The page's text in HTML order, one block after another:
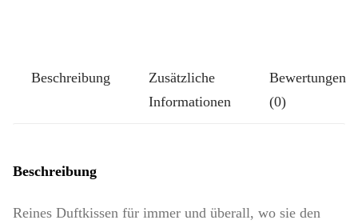
Kleine
Beschreibung
Zusätzliche
Informationen
Bewertungen
(0)
Beschreibung
Reines Duftkissen für immer und überall, wo sie den